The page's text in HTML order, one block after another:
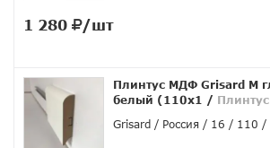
1 280 /шт
Плинтус МДФ Grisard M
белый (110x1 / Плинтус
Grisard
Россия 16 110